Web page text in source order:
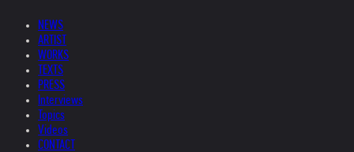
NEWS
ARTIST
WORKS
TEXTS
PRESS
Interviews
Topics
Videos
CONTACT